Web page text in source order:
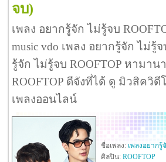
จบ)
เพลง อยากรู้จัก ไม่รู้จบ
music vdo เพลง อยากรู้จัก ไม่รู้
รู้จัก ไม่รู้จบ ROOFTOP หามา
ROOFTOP ดีจังที่ได้ ดู มิวสิควิดี
เพลงออนไลน์
ชื่อเพลง: เพลงอยากรู้
ศิลปิน: ROOFTOP